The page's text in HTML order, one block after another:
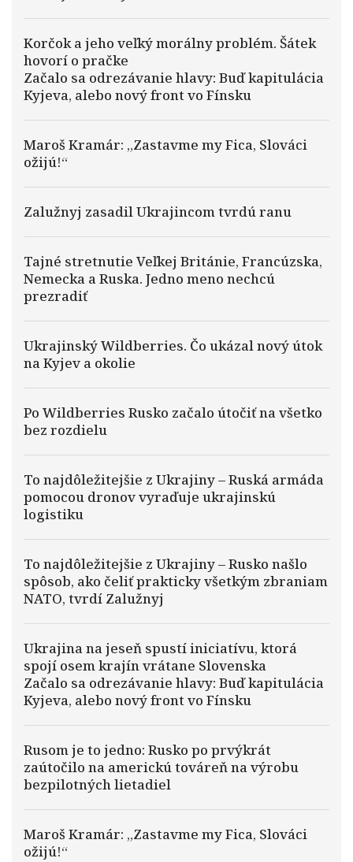
Korčok a jeho veľký morálny problém. Šátek
hovorí o pračke
Začalo sa odrezávanie hlavy: Buď kapitulácia
Kyjeva, alebo nový front vo Fínsku
Maroš Kramár: „Zastavme my Fica, Slováci
ožijú!“
Zalužnyj zasadil Ukrajincom tvrdú ranu
Tajné stretnutie Veľkej Británie, Francúzska,
Nemecka a Ruska. Jedno meno nechcú
prezradiť
Ukrajinský Wildberries. Čo ukázal nový útok
na Kyjev a okolie
Po Wildberries Rusko začalo útočiť na všetko
bez rozdielu
To najdôležitejšie z Ukrajiny – Ruská armáda
pomocou dronov vyraďuje ukrajinskú
logistiku
To najdôležitejšie z Ukrajiny – Rusko našlo
spôsob, ako čeliť prakticky všetkým zbraniam
NATO, tvrdí Zalužnyj
Ukrajina na jeseň spustí iniciatívu, ktorá
spojí osem krajín vrátane Slovenska
Začalo sa odrezávanie hlavy: Buď kapitulácia
Kyjeva, alebo nový front vo Fínsku
Rusom je to jedno: Rusko po prvýkrát
zaútočilo na americkú továreň na výrobu
bezpilotných lietadiel
Maroš Kramár: „Zastavme my Fica, Slováci
ožijú!“